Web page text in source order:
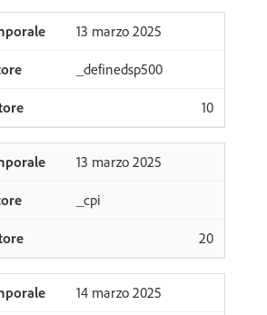
13 marzo 2025
_definedsp500
10
13 marzo 2025
_cpi
20
14 marzo 2025